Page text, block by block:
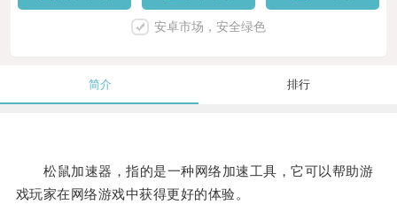
安卓市场，安全绿色
简介 排行
松鼠加速器，指的是一种网络加速工具，它可以帮助游
戏玩家在网络游戏中获得更好的体验。